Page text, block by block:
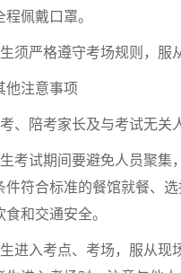
佩戴口罩。
须严格遵守考场规则，服
他注意事项
、陪考家长及与考试无关
考试期间要避免人员聚集
件符合标准的餐馆就餐、
和交通安全。
进入考点、考场，服从现